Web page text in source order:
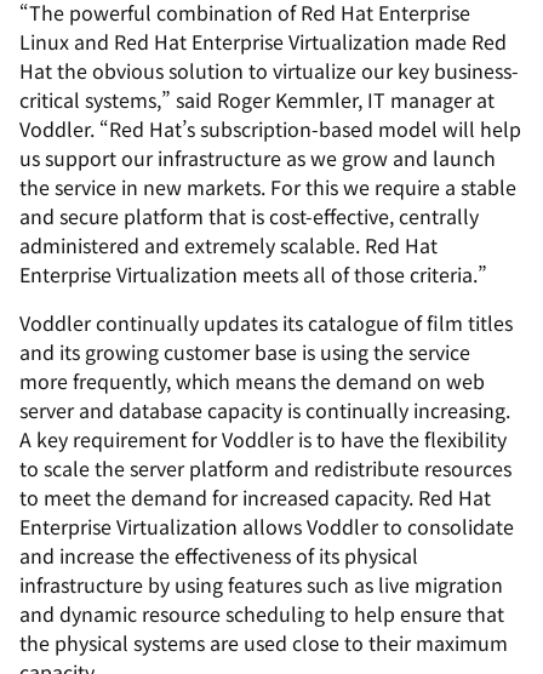
“The powerful combination of Red Hat Enterprise
Linux and Red Hat Enterprise Virtualization made Red
Hat the obvious solution to virtualize our key business-
critical systems,” said Roger Kemmler, IT manager at
Voddler. “Red Hat’s subscription-based model will help
us support our infrastructure as we grow and launch
the service in new markets. For this we require a stable
and secure platform that is cost-effective, centrally
administered and extremely scalable. Red Hat
Enterprise Virtualization meets all of those criteria.”
Voddler continually updates its catalogue of film titles
and its growing customer base is using the service
more frequently, which means the demand on web
server and database capacity is continually increasing.
A key requirement for Voddler is to have the flexibility
to scale the server platform and redistribute resources
to meet the demand for increased capacity. Red Hat
Enterprise Virtualization allows Voddler to consolidate
and increase the effectiveness of its physical
infrastructure by using features such as live migration
and dynamic resource scheduling to help ensure that
the physical systems are used close to their maximum